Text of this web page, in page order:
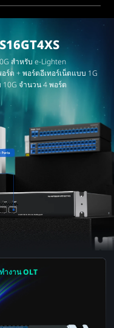
สำหรับ e-Lighten
ต + พอร์ตอีเทอร์เน็ตแบบ 1G
10G จำนวน 4 พอร์ต
ำงาน OLT